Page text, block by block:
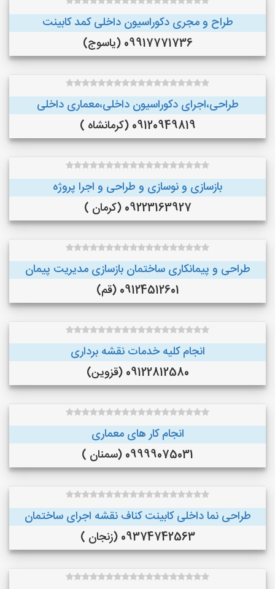
طراح و مجری دکوراسیون داخلی کمد کابینت
09917771736 (یاسوج)
طراحی،اجرای دکوراسیون داخلی،معماری داخلی
09120949819 (کرمانشاه )
بازسازی و نوسازی و طراحی و اجرا پروژه
09223163927 (کرمان )
طراحی و پیمانکاری ساختمان بازسازی مدیریت پیمان
09124512601 (قم)
انجام کلیه خدمات نقشه برداری
09122812580 (قزوین)
انجام کار های معماری
09999075031 (سمنان )
طراحی نما داخلی کابینت کناف نقشه اجرای ساختمان
09374742563 (زنجان )